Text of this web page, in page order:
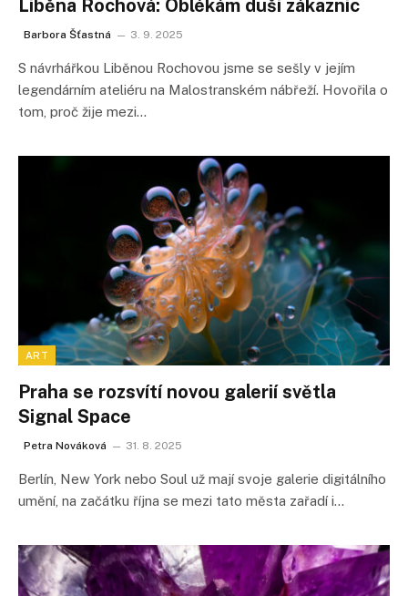
Liběna Rochová: Oblékám duši zákaznic
Barbora Šťastná 3. 9. 2025
S návrhářkou Liběnou Rochovou jsme se sešly v jejím
legendárním ateliéru na Malostranském nábřeží. Hovořila o
tom, proč žije mezi…
ART
Praha se rozsvítí novou galerií světla
Signal Space
Petra Nováková 31. 8. 2025
Berlín, New York nebo Soul už mají svoje galerie digitálního
umění, na začátku října se mezi tato města zařadí i…